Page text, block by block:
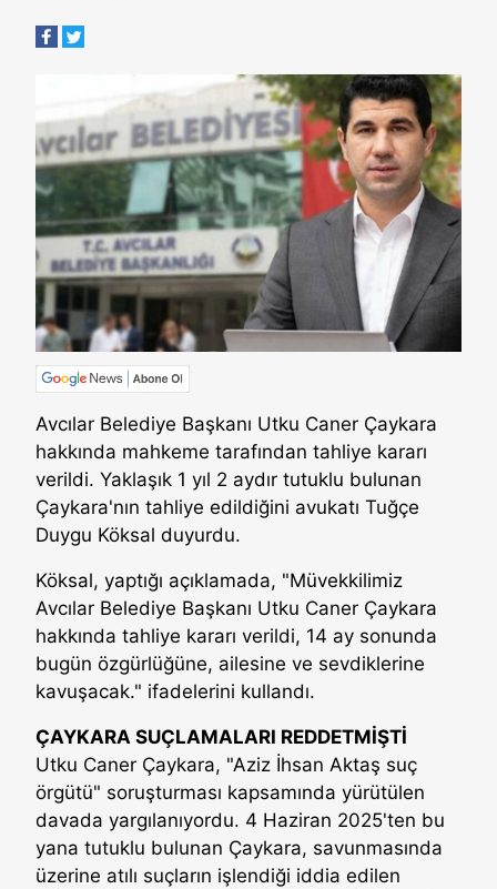
Avcılar Belediye Başkanı Utku Caner Çaykara
hakkında mahkeme tarafından tahliye kararı
verildi. Yaklaşık 1 yıl 2 aydır tutuklu bulunan
Çaykara'nın tahliye edildiğini avukatı Tuğçe
Duygu Köksal duyurdu.
Köksal, yaptığı açıklamada, "Müvekkilimiz
Avcılar Belediye Başkanı Utku Caner Çaykara
hakkında tahliye kararı verildi, 14 ay sonunda
bugün özgürlüğüne, ailesine ve sevdiklerine
kavuşacak." ifadelerini kullandı.
ÇAYKARA SUÇLAMALARI REDDETMİŞTİ
Utku Caner Çaykara, "Aziz İhsan Aktaş suç
örgütü" soruşturması kapsamında yürütülen
davada yargılanıyordu. 4 Haziran 2025'ten bu
yana tutuklu bulunan Çaykara, savunmasında
üzerine atılı suçların işlendiği iddia edilen